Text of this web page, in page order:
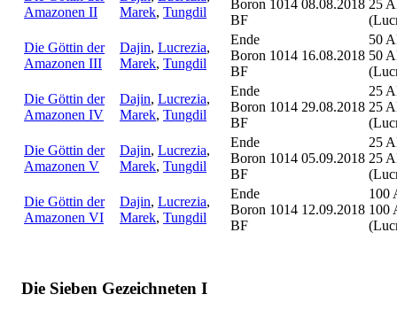
Amazonen II
Marek, Tungdil
Boron 1014
BF
08.08.2018 25
Die Göttin der
Amazonen III
Dajin, Lucrezia,
Marek, Tungdil
Ende
Boron 1014
BF
16.08.2018
50
50
Die Göttin der
Amazonen IV
Dajin, Lucrezia,
Marek, Tungdil
Ende
Boron 1014
BF
29.08.2018
25
25
Die Göttin der
Amazonen V
Dajin, Lucrezia,
Marek, Tungdil
Ende
Boron 1014
BF
05.09.2018
25
25
Die Göttin der
Amazonen VI
Dajin, Lucrezia,
Marek, Tungdil
Ende
Boron 1014
BF
12.09.2018
100
100
Die Sieben Gezeichneten I